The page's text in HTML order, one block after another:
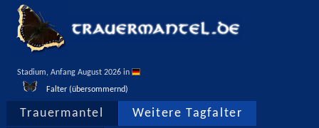
Stadium, Anfang August 2026 in
Falter (übersommernd)
Trauermantel Weitere Tagfalter